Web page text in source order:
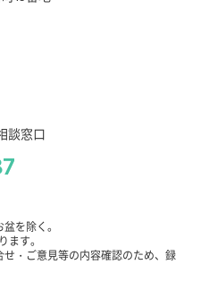
談窓口
を除く。
す。
・ご意見等の内容確認のため、録